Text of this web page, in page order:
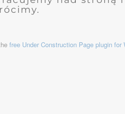
free Under Construction Page plugin for